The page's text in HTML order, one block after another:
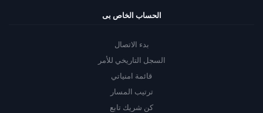
الحساب الخاص بى
بدء الاتصال
السجل التاريخي للأمر
قائمة امنياتي
ترتيب المسار
كن شريك تابع